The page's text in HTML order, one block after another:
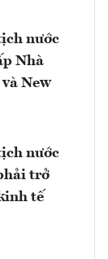
nước
Nhà
New
nước
trở
tế